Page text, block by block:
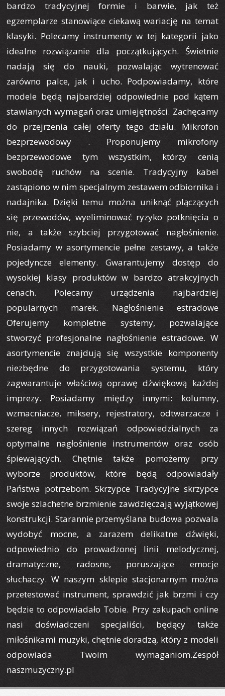
bardzo tradycyjnej formie i barwie, jak też
egzemplarze stanowiące ciekawą wariację na temat
klasyki. Polecamy instrumenty w tej kategorii jako
idealne rozwiązanie dla początkujących. Świetnie
nadają się do nauki, pozwalając wytrenować
zarówno palce, jak i ucho. Podpowiadamy, które
modele będą najbardziej odpowiednie pod kątem
stawianych wymagań oraz umiejętności. Zachęcamy
do przejrzenia całej oferty tego działu. Mikrofon
bezprzewodowy . Proponujemy mikrofony
bezprzewodowe tym wszystkim, którzy cenią
swobodę ruchów na scenie. Tradycyjny kabel
zastąpiono w nim specjalnym zestawem odbiornika i
nadajnika. Dzięki temu można uniknąć plączących
się przewodów, wyeliminować ryzyko potknięcia o
nie, a także szybciej przygotować nagłośnienie.
Posiadamy w asortymencie pełne zestawy, a także
pojedyncze elementy. Gwarantujemy dostęp do
wysokiej klasy produktów w bardzo atrakcyjnych
cenach. Polecamy urządzenia najbardziej
popularnych marek. Nagłośnienie estradowe
Oferujemy kompletne systemy, pozwalające
stworzyć profesjonalne nagłośnienie estradowe. W
asortymencie znajdują się wszystkie komponenty
niezbędne do przygotowania systemu, który
zagwarantuje właściwą oprawę dźwiękową każdej
imprezy. Posiadamy między innymi: kolumny,
wzmacniacze, miksery, rejestratory, odtwarzacze i
szereg innych rozwiązań odpowiedzialnych za
optymalne nagłośnienie instrumentów oraz osób
śpiewających. Chętnie także pomożemy przy
wyborze produktów, które będą odpowiadały
Państwa potrzebom. Skrzypce Tradycyjne skrzypce
swoje szlachetne brzmienie zawdzięczają wyjątkowej
konstrukcji. Starannie przemyślana budowa pozwala
wydobyć mocne, a zarazem delikatne dźwięki,
odpowiednio do prowadzonej linii melodycznej,
dramatyczne, radosne, poruszające emocje
słuchaczy. W naszym sklepie stacjonarnym można
przetestować instrument, sprawdzić jak brzmi i czy
będzie to odpowiadało Tobie. Przy zakupach online
nasi doświadczeni specjaliści, będący także
miłośnikami muzyki, chętnie doradzą, który z modeli
odpowiada Twoim wymaganiom.Zespół
naszmuzyczny.pl